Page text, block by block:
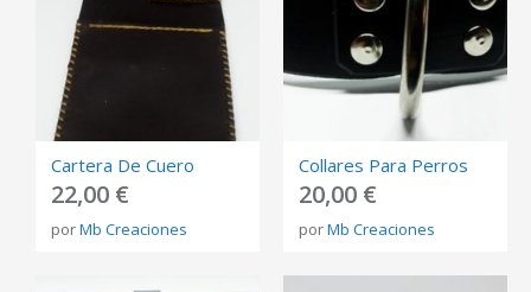
Cartera De Cuero
22,00 €
porMb Creaciones
Collares Para Perros
20,00 €
porMb Creaciones